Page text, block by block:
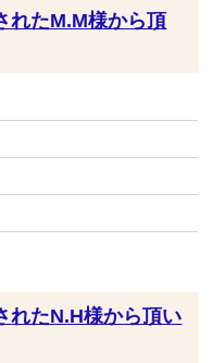
れたM.M様から頂
れたN.H様から頂い